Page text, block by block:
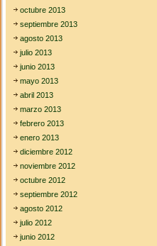
octubre 2013
septiembre 2013
agosto 2013
julio 2013
junio 2013
mayo 2013
abril 2013
marzo 2013
febrero 2013
enero 2013
diciembre 2012
noviembre 2012
octubre 2012
septiembre 2012
agosto 2012
julio 2012
junio 2012